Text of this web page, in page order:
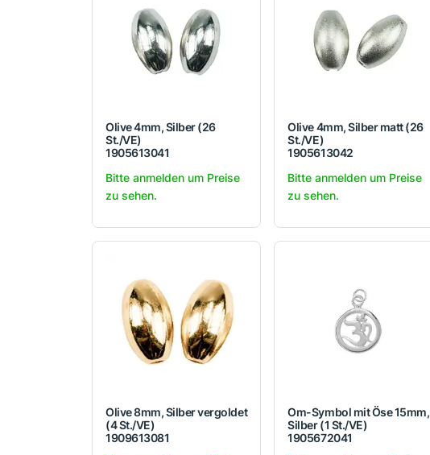
Olive 4mm, Silber (26
St./VE)
1905613041
Bitte anmelden um Preise
zu sehen.
Olive 4mm, Silber matt (26
St./VE)
1905613042
Bitte anmelden um Preise
zu sehen.
Olive 8mm, Silber vergoldet
(4 St./VE)
1909613081
Om-Symbol mit Öse 15mm,
Silber (1 St./VE)
1905672041